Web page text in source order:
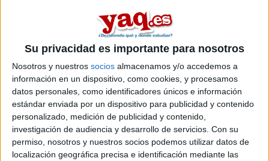
Su privacidad es importante para nosotros
Nosotros y nuestros socios almacenamos y/o accedemos a
información en un dispositivo, como cookies, y procesamos
datos personales, como identificadores únicos e información
estándar enviada por un dispositivo para publicidad y contenido
personalizado, medición de publicidad y contenido,
investigación de audiencia y desarrollo de servicios. Con su
permiso, nosotros y nuestros socios podemos utilizar datos de
localización geográfica precisa e identificación mediante las
españa para la universidad. No estoy actualizado con la
forma de estuidos aqui. Si me pudierais ayudar con todo lo
que necesito saber o como prepararme para el primer
dia/año de la uni? Es que estoy muy estresado y nervioso,
Muchas gracias.
Etiquetas: La universidad - un mundo Derecho